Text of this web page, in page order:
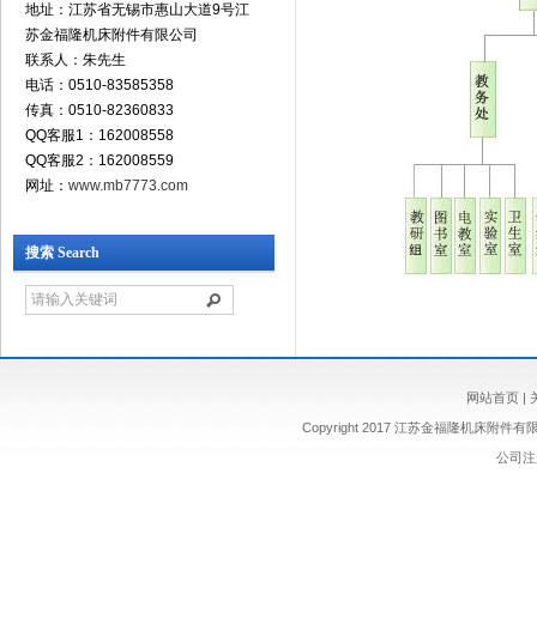
地址：江苏省无锡市惠山大道9号江
苏金福隆机床附件有限公司
联系人：朱先生
电话：0510-83585358
传真：0510-82360833
QQ客服1：162008558
QQ客服2：162008559
网址： www.mb7773.com
搜索 Search
网站首页|
Copyright 2017 江苏金福隆机床附件有
公司